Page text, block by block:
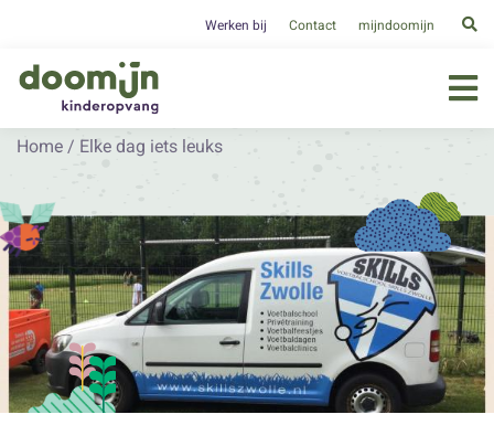
Werken bij Contact mijndoomijn
Home / Elke dag iets leuks